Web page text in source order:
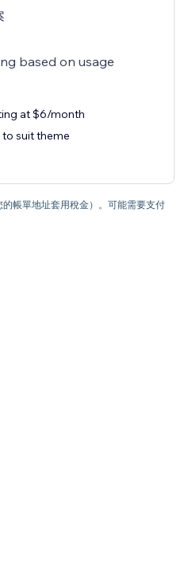
based on usage
at $6/month
suit theme
帳單地址套用稅金）。可能需要支付